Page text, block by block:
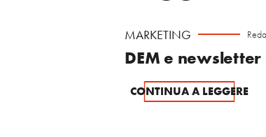
MARKETING
DEM e
CONTINUA A LEGGERE